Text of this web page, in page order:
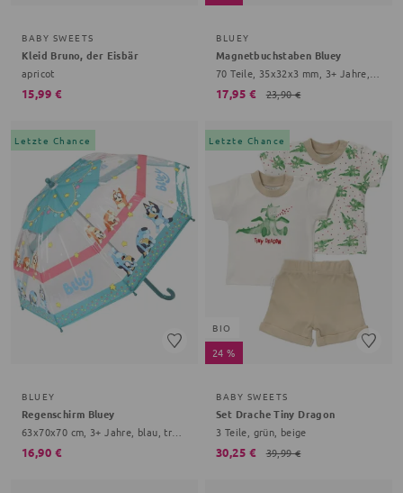
BABY SWEETS
Kleid Bruno, der Eisbär
apricot
15,99 €
BLUEY
Magnetbuchstaben Bluey
17,95 € 23,90 €
Letzte Chance
BLUEY
Regenschirm Bluey
16,90 €
Letzte Chance
BIO
24 %
BABY SWEETS
Set Drache Tiny Dragon
3 Teile, grün, beige
30,25 € 39,99 €